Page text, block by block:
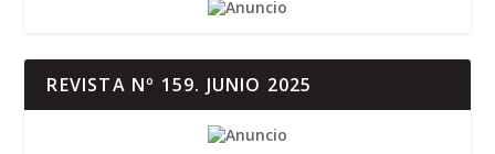
REVISTA Nº 159. JUNIO 2025